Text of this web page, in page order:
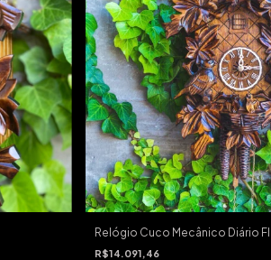
Relógio Cuco Mecânico Diário
R$14.091,46